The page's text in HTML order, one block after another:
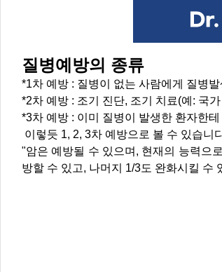
질병예방의 종류
*1차 예방 : 질병이 없는 사람에게 질병
*2차 예방 : 조기 진단, 조기 치료(예: 국
*3차 예방 : 이미 질병이 발생한 환자한
이렇듯 1, 2, 3차 예방으로 볼 수 있습니
"암은 예방될 수 있으며, 현재의 능력으
방할 수 있고, 나머지 1/3도 완화시킬 수